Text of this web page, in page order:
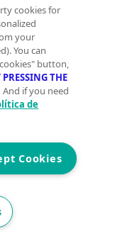
cookies for
your
You can
button,
THE
And if you need
de
Cookies